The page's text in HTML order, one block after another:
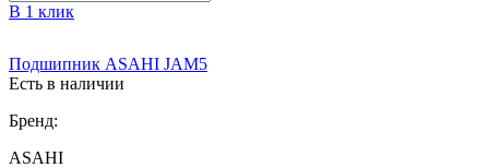
В 1 клик
Подшипник ASAHI JAM5
Есть в наличии
Бренд:
ASAHI